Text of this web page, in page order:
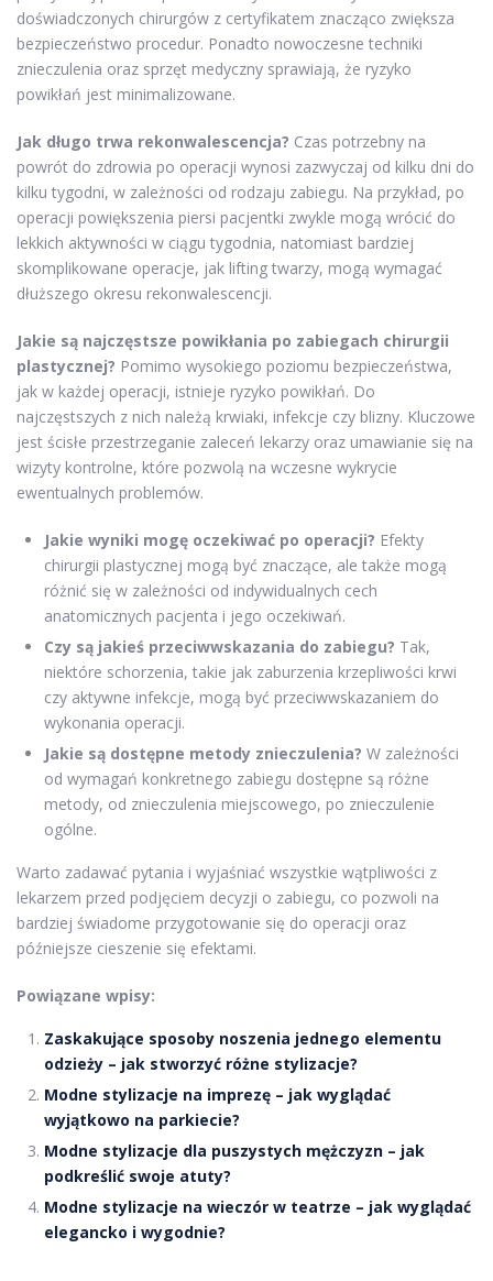
doświadczonych chirurgów z certyfikatem znacząco zwiększa
bezpieczeństwo procedur. Ponadto nowoczesne techniki
znieczulenia oraz sprzęt medyczny sprawiają, że ryzyko
powikłań jest minimalizowane.
Jak długo trwa rekonwalescencja? Czas potrzebny na
powrót do zdrowia po operacji wynosi zazwyczaj od kilku dni do
kilku tygodni, w zależności od rodzaju zabiegu. Na przykład, po
operacji powiększenia piersi pacjentki zwykle mogą wrócić do
lekkich aktywności w ciągu tygodnia, natomiast bardziej
skomplikowane operacje, jak lifting twarzy, mogą wymagać
dłuższego okresu rekonwalescencji.
Jakie są najczęstsze powikłania po zabiegach chirurgii
plastycznej? Pomimo wysokiego poziomu bezpieczeństwa,
jak w każdej operacji, istnieje ryzyko powikłań. Do
najczęstszych z nich należą krwiaki, infekcje czy blizny. Kluczowe
jest ścisłe przestrzeganie zaleceń lekarzy oraz umawianie się na
wizyty kontrolne, które pozwolą na wczesne wykrycie
ewentualnych problemów.
Jakie wyniki mogę oczekiwać po operacji? Efekty
chirurgii plastycznej mogą być znaczące, ale także mogą
różnić się w zależności od indywidualnych cech
anatomicznych pacjenta i jego oczekiwań.
Czy są jakieś przeciwwskazania do zabiegu? Tak,
niektóre schorzenia, takie jak zaburzenia krzepliwości krwi
czy aktywne infekcje, mogą być przeciwwskazaniem do
wykonania operacji.
Jakie są dostępne metody znieczulenia? W zależności
od wymagań konkretnego zabiegu dostępne są różne
metody, od znieczulenia miejscowego, po znieczulenie
ogólne.
Warto zadawać pytania i wyjaśniać wszystkie wątpliwości z
lekarzem przed podjęciem decyzji o zabiegu, co pozwoli na
bardziej świadome przygotowanie się do operacji oraz
późniejsze cieszenie się efektami.
Powiązane wpisy:
Zaskakujące sposoby noszenia jednego elementu
odzieży – jak stworzyć różne stylizacje?
Modne stylizacje na imprezę – jak wyglądać
wyjątkowo na parkiecie?
Modne stylizacje dla puszystych mężczyzn – jak
podkreślić swoje atuty?
Modne stylizacje na wieczór w teatrze – jak wyglądać
elegancko i wygodnie?